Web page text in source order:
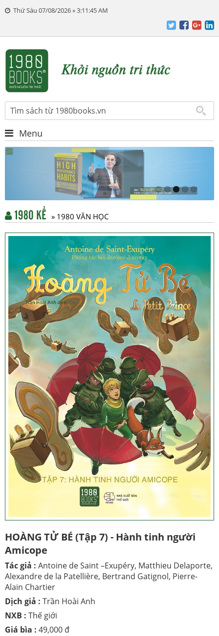
Thứ Sáu 07/08/2026 » 3:11:46 AM
Menu
1980 KỂ » 1980 VĂN HỌC
HOÀNG TỬ BÉ (Tập 7) - Hành tinh người
Amicope
Tác giả : Antoine de Saint –Exupéry, Matthieu Delaporte,
Alexandre de la Patellière, Bertrand Gatignol, Pierre-
Alain Chartier
Dịch giả : Trần Hoài Anh
NXB : Thế giới
Giá bìa : 49,000 đ